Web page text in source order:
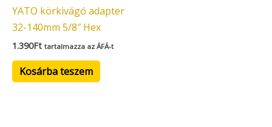
YATO körkivágó adapter
32-140mm 5/8″ Hex
1.390Ft tartalmazza az ÁFÁ-t
Kosárba teszem